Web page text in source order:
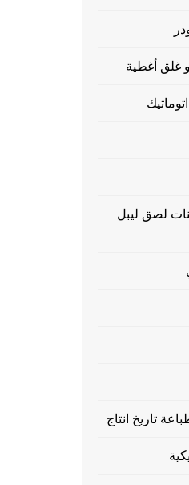
غلق أغطية
لصق ليبل
تاريخ انتاج